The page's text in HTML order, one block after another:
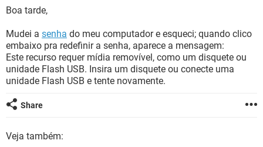
INSTAGRAM
OUTLOOK
INSTAGRAM GMAIL
GUIA DE COMPRAS
OUTLOOK EXCEL
INSTAGRAM GMAIL
GUIA DE COMPRAS
Boa tarde,
Mudei a senha do meu computador e esqueci; quando clico
embaixo pra redefinir a senha, aparece a mensagem:
Este recurso requer mídia removível, como um disquete ou
unidade Flash USB. Insira um disquete ou conecte uma
unidade Flash USB e tente novamente.
Share
Veja também: